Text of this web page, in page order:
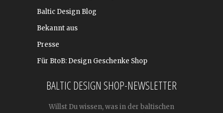
Baltic Design Blog
Bekannt aus
Presse
Für BtoB: Design Geschenke Shop
BALTIC DESIGN SHOP-NEWSLETTER
Willst Du wissen, was in der baltischen